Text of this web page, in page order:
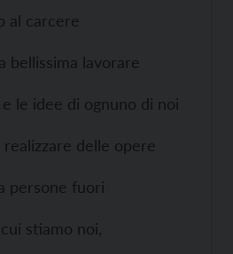
al carcere
bellissima lavorare
le idee di ognuno di noi
delle opere
persone fuori
stiamo noi,